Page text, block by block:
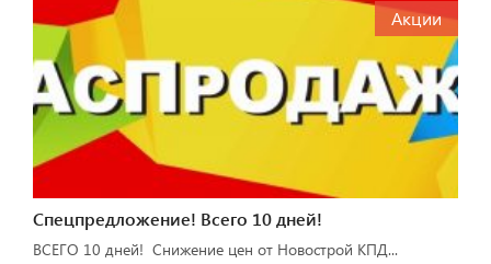
Акции
Спецпредложение! Всего 10 дней!
ВСЕГО 10 дней! Снижение цен от Новострой КПД...